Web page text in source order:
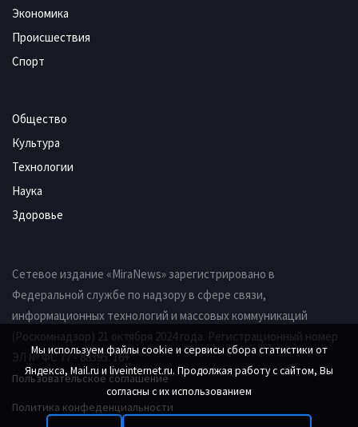
Экономика
Происшествия
Спорт
Общество
Культура
Технологии
Наука
Здоровье
Сетевое издание «MiraNews» зарегистрировано в
Федеральной службе по надзору в сфере связи,
информационных технологий и массовых коммуникаций
(Роскомнадзор) 21 октября 2024 года. Регистрационный номер
ЭЛ № ФС 77 - 88395. 16+
Пользовательское соглашение
Политика конфеденциальности
Мы используем файлы cookie и сервисы сбора статистики от
Яндекса, Mail.ru и liveinternet.ru. Продолжая работу с сайтом, Вы
согласны с их использованием